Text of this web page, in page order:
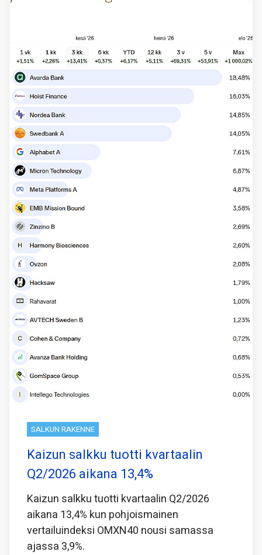
SALKUN RAKENNE
Kaizun salkku tuotti kvartaalin
Q2/2026 aikana 13,4%
Kaizun salkku tuotti kvartaalin Q2/2026
aikana 13,4% kun pohjoismainen
vertailuindeksi OMXN40 nousi samassa
ajassa 3,9%.